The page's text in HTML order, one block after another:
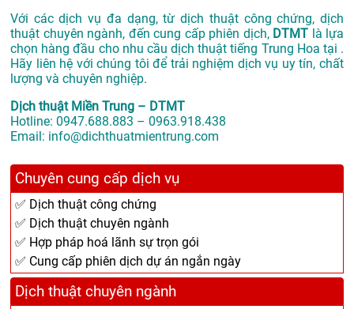
Với các dịch vụ đa dạng, từ dịch thuật công chứng, dịch
thuật chuyên ngành, đến cung cấp phiên dịch, DTMT là lựa
chọn hàng đầu cho nhu cầu dịch thuật tiếng Trung Hoa tại .
Hãy liên hệ với chúng tôi để trải nghiệm dịch vụ uy tín, chất
lượng và chuyên nghiệp.
Dịch thuật Miền Trung – DTMT
Hotline: 0947.688.883 – 0963.918.438
Email: info@dichthuatmientrung.com
Chuyên cung cấp dịch vụ
✅ Dịch thuật công chứng
✅ Dịch thuật chuyên ngành
✅ Hợp pháp hoá lãnh sự trọn gói
✅ Cung cấp phiên dịch dự án ngắn ngày
Dịch thuật chuyên ngành